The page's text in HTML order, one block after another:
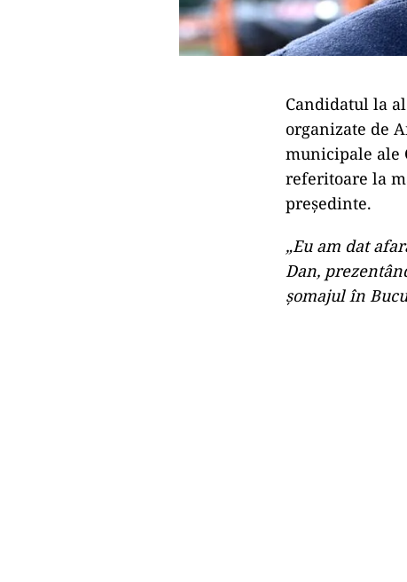
Candidatul la
organizate de
municipale ale
referitoare la
președinte.
„Eu am dat
Dan,
șomajul în